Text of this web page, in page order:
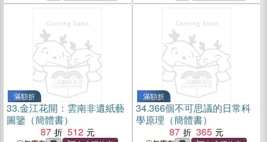
滿額折
33.金江花開：雲南非遺紙藝
圖鑒（簡體書）
87
512
滿額折
34.366個不可思議的日常科
學原理（簡體書）
87
365